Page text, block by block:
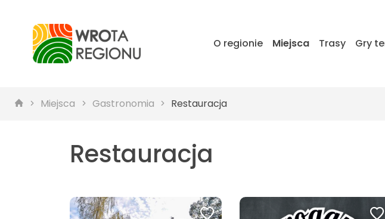
O regionie Miejsca Trasy Gry
Miejsca Gastronomia Restauracja
Restauracja